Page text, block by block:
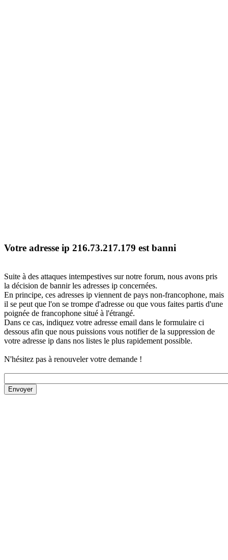
Votre adresse ip 216.73.217.179 est banni
Suite à des attaques intempestives sur notre forum, nous avons pris
la décision de bannir les adresses ip concernées.
En principe, ces adresses ip viennent de pays non-francophone, mais
il se peut que l'on se trompe d'adresse ou que vous faites partis d'une
poignée de francophone situé à l'étrangé.
Dans ce cas, indiquez votre adresse email dans le formulaire ci
dessous afin que nous puissions vous notifier de la suppression de
votre adresse ip dans nos listes le plus rapidement possible.
N'hésitez pas à renouveler votre demande !